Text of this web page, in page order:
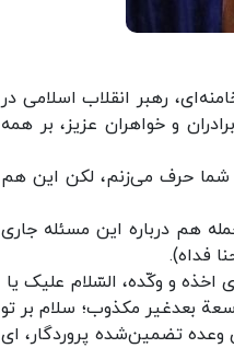
رهبر انقلاب اسلامی در
و خواهران عزیز، بر همه‌
با شما حرف می‌زنم، لکن این هم
هم درباره‌ این مسئله‌ جاری
فداه).
اخذه و وکّده، السّلام علیک یا
بعدغیر مکذوب؛ سلام بر تو
وعده‌ تضمین‌شده‌ پروردگار، ای